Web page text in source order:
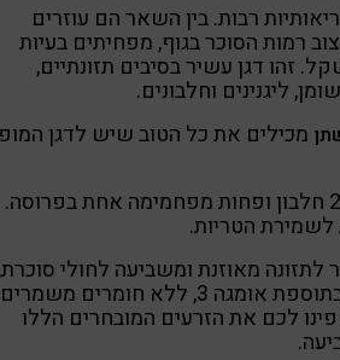
רבות. בין השאר הם עוזרים
רמות הסוכר בגוף, מפחיתים בעיות
זהו דגן עשיר בסיבים תזונתיים,
ליגנינים וחלבונים.
מכילים את כל הטוב שיש לדגן
לחם פשתן טרי – מכיל 29% חלבון ופחות מפחמימה אחת בפרוסה.
הטריות.
מאוזנת ומשביעה לחולי
ספורטאים, טבעוניים ועוד. בתוספת אומגה 3, ללא חומרים משמרים
לכם את הזרעים המובחרים הללו